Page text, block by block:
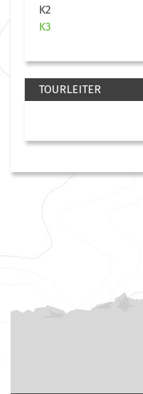
K2
K3
TOURLEITER